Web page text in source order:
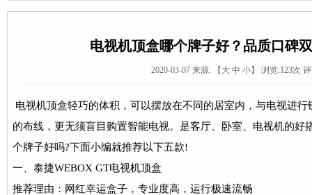
电视机顶盒哪个牌子好？品质口碑
2020-03-07 来源: 【 大 中 小】 浏览:123次
电视机顶盒轻巧的体积，可以摆放在不同的居室内，与电视进
的布线，更无须盲目购置智能电视。是客厅、卧室、电视机的好
个牌子好吗?下面小编就推荐以下五款!
一、泰捷WEBOX GT电视机顶盒
推荐理由：网红幸运盒子，专业度高，运行极速流畅